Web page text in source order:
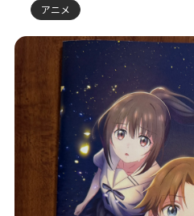
アニメ